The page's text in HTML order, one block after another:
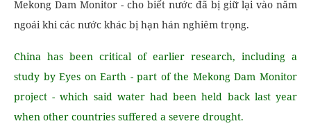
Mekong Dam Monitor - cho biết nước đã bị giữ lại vào năm
ngoái khi các nước khác bị hạn hán nghiêm trọng.
China has been critical of earlier research, including a
study by Eyes on Earth - part of the Mekong Dam Monitor
project - which said water had been held back last year
when other countries suffered a severe drought.